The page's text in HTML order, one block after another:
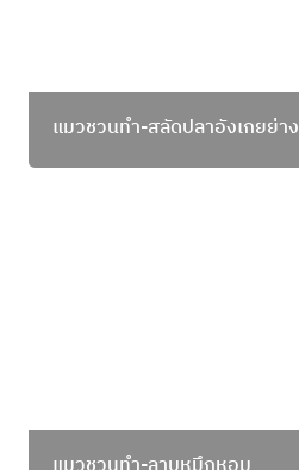
แมวชวนทำ-สลัดปลาอังเกยย่าง